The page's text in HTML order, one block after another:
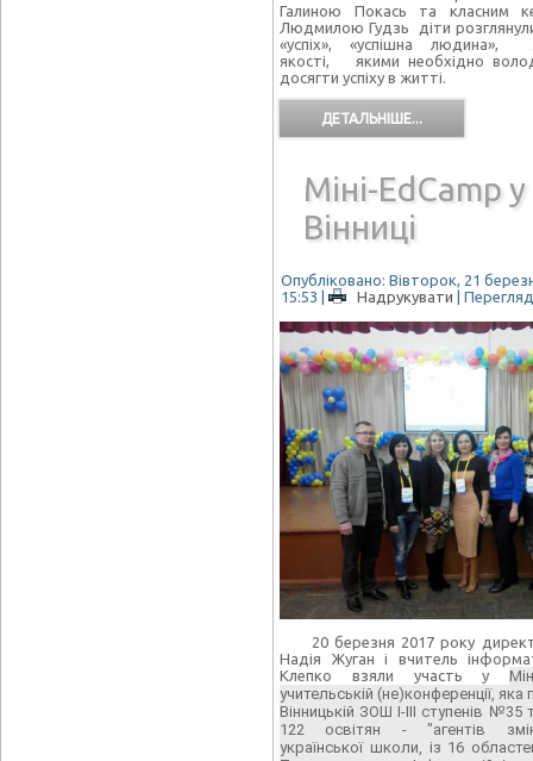
Галиною Покась та класним
Людмилою Гудзь діти
«успіх», «успішна людина»,
якості, якими необхідно
досягти успіху в житті.
ДЕТАЛЬНІШЕ...
Міні-EdCamp у
Вінниці
Опубліковано: Вівторок, 21
15:53
Надрукувати |
20 березня 2017 року
Надія Жуган і вчитель
Клепко взяли участь у
учительській (не)конференції,
Вінницькій ЗОШ І-ІІІ ступенів №35
122 освітян - "агентів
української школи, із 16